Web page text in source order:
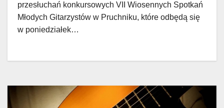
przesłuchań konkursowych VII Wiosennych Spotkań
Młodych Gitarzystów w Pruchniku, które odbędą się
w poniedziałek…